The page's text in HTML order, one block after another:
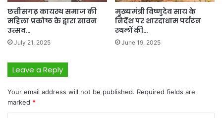
छत्तीसगढ़ कायस्थ समाज की
महिला प्रकोष्ठ के द्वारा सावन
उत्सव…
July 21, 2025
मुख्यमंत्री विष्णुदेव साय के
निर्देश पर शारदाधाम पर्यटन
स्थलों की…
June 19, 2025
Leave a Reply
Your email address will not be published. Required fields are
marked *